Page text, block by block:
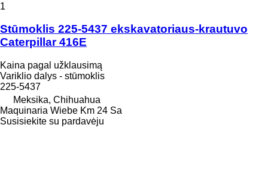
1
Stūmoklis 225-5437 ekskavatoriaus-krautuvo
Caterpillar 416E
Kaina pagal užklausimą
Variklio dalys - stūmoklis
225-5437
Meksika, Chihuahua
Maquinaria Wiebe Km 24 Sa
Susisiekite su pardavėju